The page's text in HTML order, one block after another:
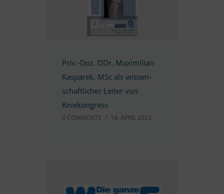
Priv.-Doz. DDr. Ma­xi­mi­lian
Kas­pa­rek, MSc als wis­sen­
schaft­li­cher Lei­ter von
Kniekongress
0 COMM­ENTS / 14. APRIL 2023